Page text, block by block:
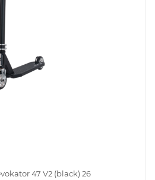
47 V2 (black) 26